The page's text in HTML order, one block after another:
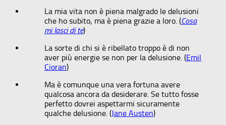
La mia vita non è piena malgrado le delusioni
che ho subito, ma è piena grazie a loro. (Cosa
mi lasci di te)
La sorte di chi si è ribellato troppo è di non
aver più energie se non per la delusione. (Emil
Cioran)
Ma è comunque una vera fortuna avere
qualcosa ancora da desiderare. Se tutto fosse
perfetto dovrei aspettarmi sicuramente
qualche delusione. (Jane Austen)